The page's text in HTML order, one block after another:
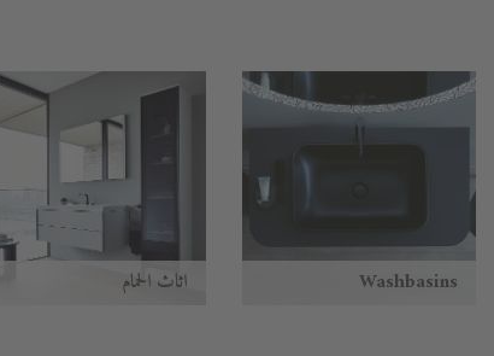
Washbasins أثاث الحمام